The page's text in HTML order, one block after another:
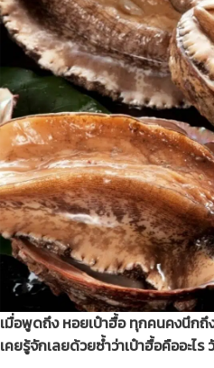
เมื่อพูดถึง หอยเป๋าฮื้อ ทุกคนคงนึกถึ
เคยรู้จักเลยด้วยซ้ำว่าเป๋าฮื้อคืออะไ